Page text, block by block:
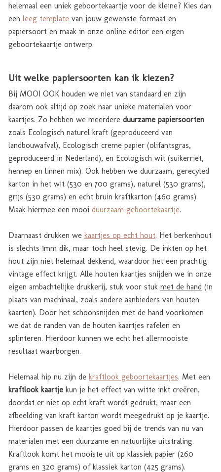
helemaal een uniek geboortekaartje voor de kleine? Kies dan
een leeg template van jouw gewenste formaat en
papiersoort en maak in onze online editor een eigen
geboortekaartje ontwerp.
Uit welke papiersoorten kan ik kiezen?
Bij MOOI OOK houden we niet van standaard en zijn
daarom ook altijd op zoek naar unieke materialen voor
kaartjes. Zo hebben we meerdere duurzame papiersoorten
zoals Ecologisch naturel kraft (geproduceerd van
landbouwafval), Ecologisch creme papier (olifantsgras,
geproduceerd in Nederland), en Ecologisch wit (suikerriet,
hennep en linnen mix). Ook hebben we duurzaam, gerecyled
karton in het wit (530 en 700 grams), naturel (530 grams),
grijs (530 grams) en echt bruin kraftkarton (460 grams).
Maak hiermee een mooi duurzaam geboortekaartje.
Daarnaast drukken we kaartjes op echt hout. Het berkenhout
is slechts 1mm dik, maar toch heel stevig. De inkten op het
hout zijn niet helemaal dekkend, waardoor het een prachtig
vintage effect krijgt. Alle houten kaartjes snijden we in onze
eigen ambachtelijke drukkerij, stuk voor stuk met de hand (in
plaats van machinaal, zoals andere aanbieders van houten
kaarten). Door het schoonsnijden met de hand voorkomen
we dat de randen van de houten kaartjes rafelen en
splinteren. Hierdoor kunnen we echt het allermooiste
resultaat waarborgen.
Helemaal hip nu zijn de kraftlook geboortekaartjes. Met een
kraftlook kaartje kun je het effect van witte inkt creëren,
doordat er niet op echt kraft wordt gedrukt, maar een
afbeelding van kraft karton wordt meegedrukt op je kaartje.
Hierdoor passen de kaartjes goed bij de trends van nu van
materialen met een duurzame en natuurlijke uitstraling.
Kraftlook komt het mooiste uit op klassiek papier (260
grams en 320 grams) of klassiek karton (425 grams).